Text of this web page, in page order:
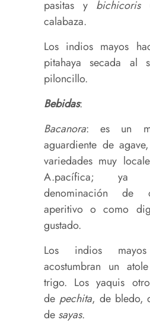
pasitas y bichicoris
calabaza.
Los indios mayos
pitahaya secada
piloncillo.
Bebidas:
Bacanora: es un
aguardiente de
variedades muy
A.pacífica; ya
denominación de
aperitivo o como
gustado.
Los indios
acostumbran un
trigo. Los yaquis
de pechita, de bledo,
de sayas.